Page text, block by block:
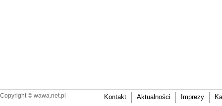
Copyright © wawa.net.pl Kontakt Aktualności Imprezy